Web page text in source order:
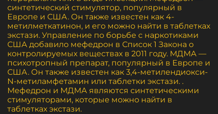
синтетический стимулятор, популярный в
Европе и США. Он также известен как 4-
метилметкатинон, и его можно найти в таблетках
экстази. Управление по борьбе с наркотиками
США добавило мефедрон в Список 1 Закона о
контролируемых веществах в 2011 году. МДМА —
психотропный препарат, популярный в Европе и
США. Он также известен как 3,4-метилендиокси-
N-метиламфетамин или таблетки экстази. .
Мефедрон и МДМА являются синтетическими
стимуляторами, которые можно найти в
таблетках экстази.